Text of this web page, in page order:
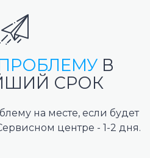
В
СРОК
на месте, если будет
центре - 1-2 дня.